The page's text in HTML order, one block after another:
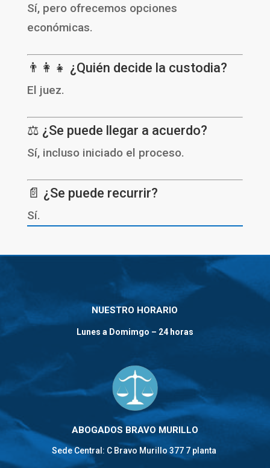
Sí, pero ofrecemos opciones
económicas.
👨‍👩‍👧 ¿Quién decide la custodia?
El juez.
⚖️ ¿Se puede llegar a acuerdo?
Sí, incluso iniciado el proceso.
📄 ¿Se puede recurrir?
Sí.
NUESTRO HORARIO
Lunes a Domimgo – 24 horas
ABOGADOS BRAVO MURILLO
Sede Central: C Bravo Murillo 377 7 planta